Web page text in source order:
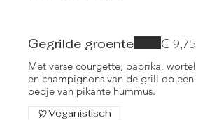
Gegrilde groente
Met verse courgette, paprika, wortel
en champignons van de grill op een
bedje van pikante hummus.
€ 9,75
Veganistisch